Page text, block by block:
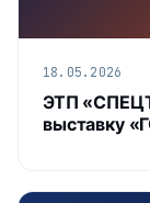
18.05.2026
ЭТП
выставку